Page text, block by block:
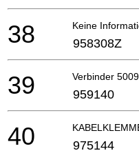
Keine
38 958308Z
Verbinder
39 959140
40 975144